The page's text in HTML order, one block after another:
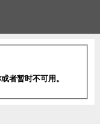
者暂时不可用。